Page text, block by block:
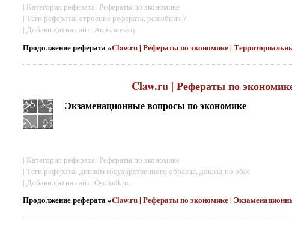
| Категория реферата: Рефераты по экономике
| Теги реферата: строение реферата, решебник 7
| Добавил(а) на сайт: Arcishevskij.
Продолжение реферата «Claw.ru | Рефераты по экономике |
Claw.ru | Рефераты по
Экзаменационные вопросы по экономике
| Категория реферата: Рефераты по экономике
| Теги реферата: диплом государственного образца, доклад по обж
| Добавил(а) на сайт: Osolodkin.
Продолжение реферата «Claw.ru | Рефераты по экономике |